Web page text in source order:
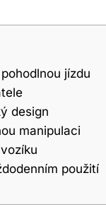
jízdu
design
manipulaci
použití